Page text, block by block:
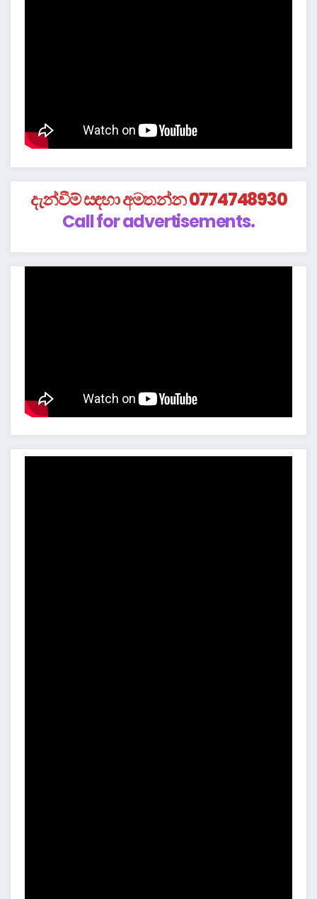
දැන්වීම් සඳහා අමතන්න 0774748930
Call for advertisements.